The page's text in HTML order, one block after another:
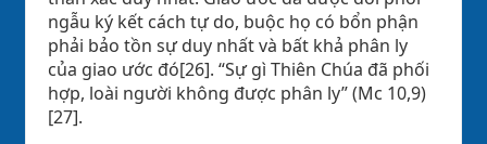
ngẫu ký kết cách tự do, buộc họ có bổn phận
phải bảo tồn sự duy nhất và bất khả phân ly
của giao ước đó[26]. “Sự gì Thiên Chúa đã phối
hợp, loài người không được phân ly” (Mc 10,9)
[27].